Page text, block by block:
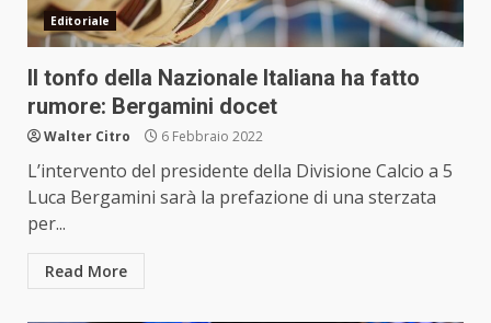
Editoriale
Il tonfo della Nazionale Italiana ha fatto
rumore: Bergamini docet
Walter Citro 6 Febbraio 2022
L’intervento del presidente della Divisione Calcio a 5
Luca Bergamini sarà la prefazione di una sterzata
per...
Read More